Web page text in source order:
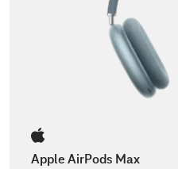
Apple AirPods Max